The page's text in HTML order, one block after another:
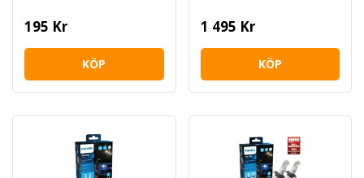
195 Kr
KÖP
1 495 Kr
KÖP